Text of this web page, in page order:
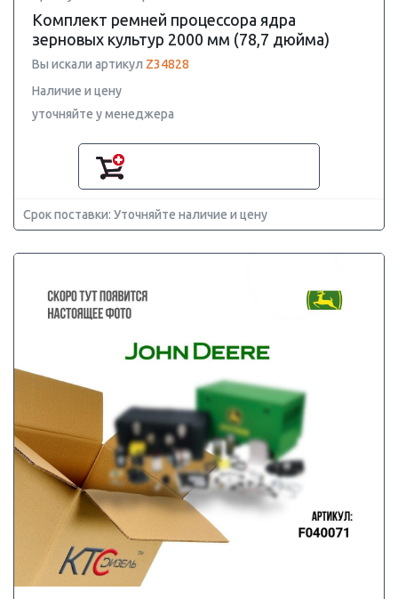
Комплект ремней процессора ядра
зерновых культур 2000 мм (78,7 дюйма)
Вы искали артикул Z34828
Наличие и цену
уточняйте у менеджера
Срок поставки: Уточняйте наличие и цену